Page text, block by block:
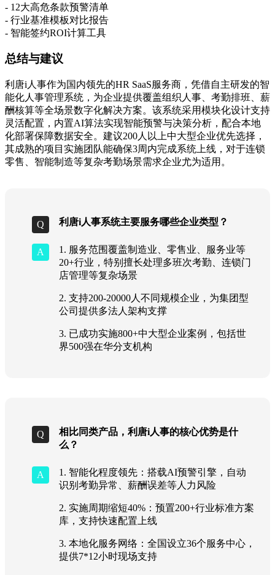
- 12大高危条款预警清单
- 行业基准模板对比报告
- 智能签约ROI计算工具
总结与建议
利唐i人事作为国内领先的HR SaaS服务商，凭借自主研发的智
能化人事管理系统，为企业提供覆盖组织人事、考勤排班、薪
酬核算等全场景数字化解决方案。该系统采用模块化设计支持
灵活配置，内置AI算法实现智能预警与决策分析，配合本地
化部署保障数据安全。建议200人以上中大型企业优先选择，
其成熟的项目实施团队能确保3周内完成系统上线，对于连锁
零售、智能制造等复杂考勤场景需求企业尤为适用。
利唐i人事系统主要服务哪些企业类型？
1. 服务范围覆盖制造业、零售业、服务业等
20+行业，特别擅长处理多班次考勤、连锁门
店管理等复杂场景
2. 支持200-20000人不同规模企业，为集团型
公司提供多法人架构支撑
3. 已成功实施800+中大型企业案例，包括世
界500强在华分支机构
相比同类产品，利唐i人事的核心优势是什
么？
1. 智能化程度领先：搭载AI预警引擎，自动
识别考勤异常、薪酬误差等人力风险
2. 实施周期缩短40%：预置200+行业标准方案
库，支持快速配置上线
3. 本地化服务网络：全国设立36个服务中心，
提供7*12小时现场支持